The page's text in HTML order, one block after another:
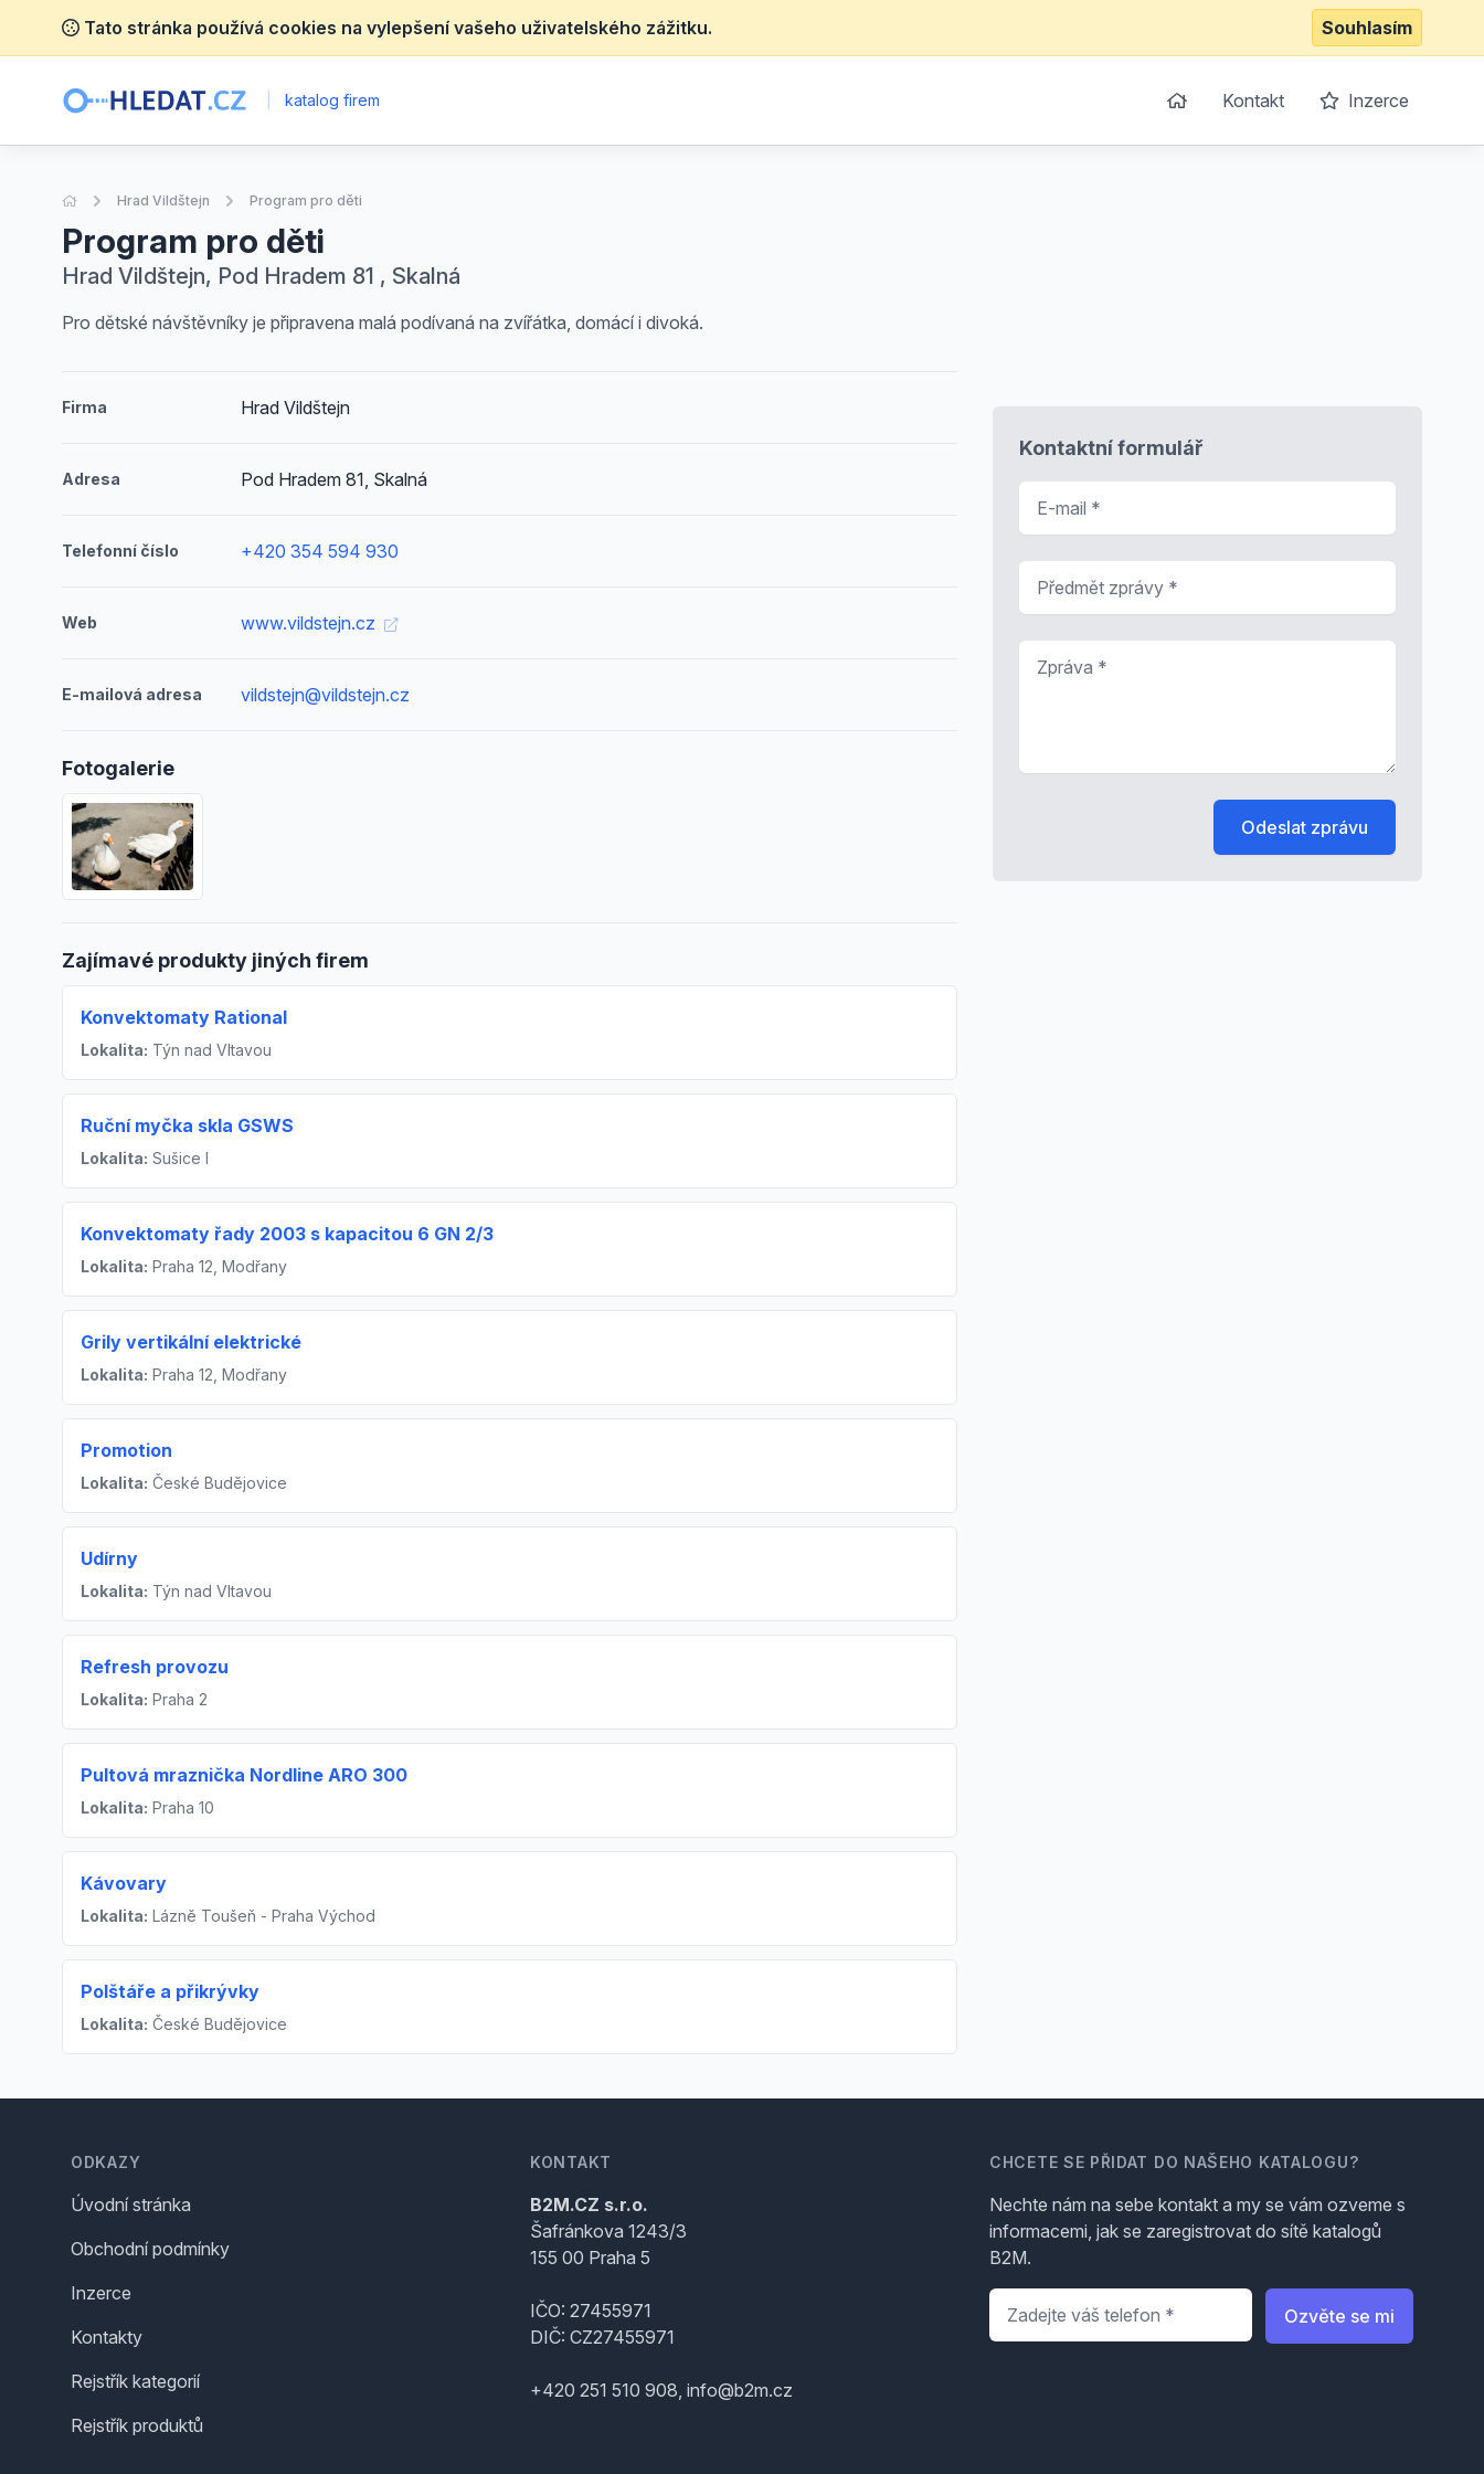
Tato stránka používá cookies na vylepšení vašeho uživatelského zážitku. Souhlasím
katalog firem Kontakt Inzerce
Úvodní stránka
Hrad Vildštejn Program pro děti
Program pro děti
Hrad Vildštejn, Pod Hradem 81 , Skalná
Pro dětské návštěvníky je připravena malá podívaná na zvířátka, domácí i divoká.
Firma Hrad Vildštejn
Adresa Pod Hradem 81, Skalná
Telefonní číslo +420 354 594 930
Web www.vildstejn.cz
E-mailová adresa vildstejn@vildstejn.cz
Fotogalerie
Zajímavé produkty jiných firem
Konvektomaty Rational
Lokalita: Týn nad Vltavou
Ruční myčka skla GSWS
Lokalita: Sušice I
Konvektomaty řady 2003 s kapacitou 6 GN 2/3
Lokalita: Praha 12, Modřany
Grily vertikální elektrické
Lokalita: Praha 12, Modřany
Promotion
Lokalita: České Budějovice
Udírny
Lokalita: Týn nad Vltavou
Refresh provozu
Lokalita: Praha 2
Pultová mraznička Nordline ARO 300
Lokalita: Praha 10
Kávovary
Lokalita: Lázně Toušeň - Praha Východ
Polštáře a přikrývky
Lokalita: České Budějovice
Kontaktní formulář
Odeslat zprávu
ODKAZY
Úvodní stránka
Obchodní podmínky
Inzerce
Kontakty
Rejstřík kategorií
Rejstřík produktů
KONTAKT
B2M.CZ s.r.o.
Šafránkova 1243/3
155 00 Praha 5
IČO: 27455971
DIČ: CZ27455971
+420 251 510 908, info@b2m.cz
CHCETE SE PŘIDAT DO NAŠEHO KATALOGU?
Nechte nám na sebe kontakt a my se vám ozveme s
informacemi, jak se zaregistrovat do sítě katalogů
B2M.
Telefon
Ozvěte se mi